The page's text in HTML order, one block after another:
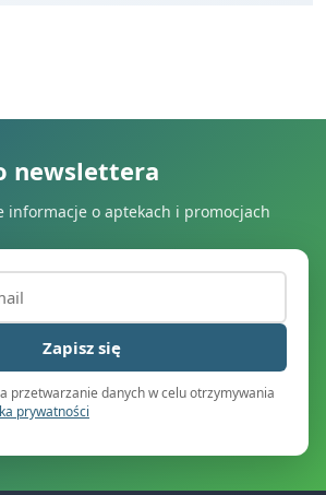
newslettera
informacje o aptekach i promocjach
Zapisz się
przetwarzanie danych w celu otrzymywania
prywatności